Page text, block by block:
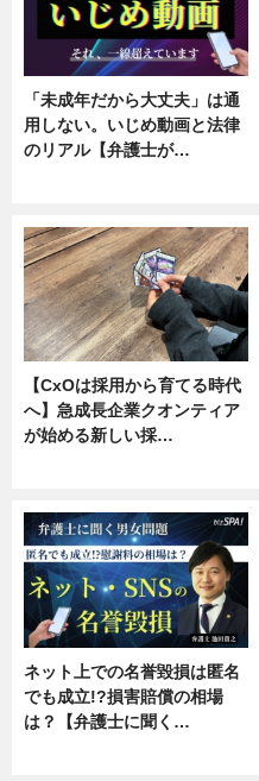
「未成年だから大丈夫」は通
用しない。いじめ動画と法律
のリアル【弁護士が…
【CxOは採用から育てる時代
へ】急成長企業クオンティア
が始める新しい採…
ネット上での名誉毀損は匿名
でも成立!?損害賠償の相場
は？【弁護士に聞く…